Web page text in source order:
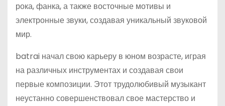
рока, фанка, а также восточные мотивы и
электронные звуки, создавая уникальный звуковой
мир.
batrai начал свою карьеру в юном возрасте, играя
на различных инструментах и создавая свои
первые композиции. Этот трудолюбивый музыкант
неустанно совершенствовал свое мастерство и